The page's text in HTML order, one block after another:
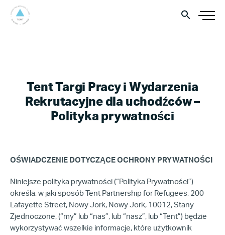
Tent Targi Pracy i Wydarzenia
Rekrutacyjne dla uchodźców –
Polityka prywatności
OŚWIADCZENIE DOTYCZĄCE OCHRONY PRYWATNOŚCI
Niniejsze polityka prywatności (“Polityka Prywatności”)
określa, w jaki sposób Tent Partnership for Refugees, 200
Lafayette Street, Nowy Jork, Nowy Jork, 10012, Stany
Zjednoczone, (“my” lub “nas”, lub “nasz”, lub “Tent”) będzie
wykorzystywać wszelkie informacje, które użytkownik